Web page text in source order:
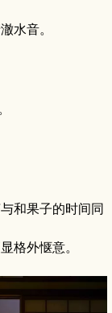
水音。
和果子的时间同
格外惬意。